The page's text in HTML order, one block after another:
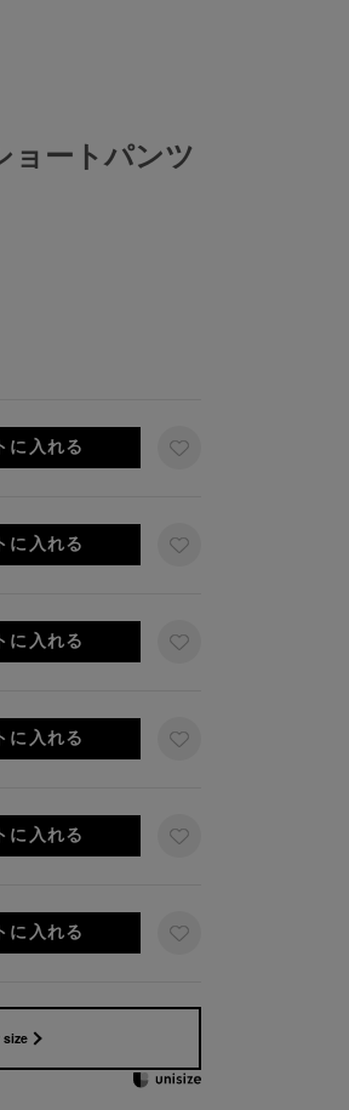
ョートパンツ
size